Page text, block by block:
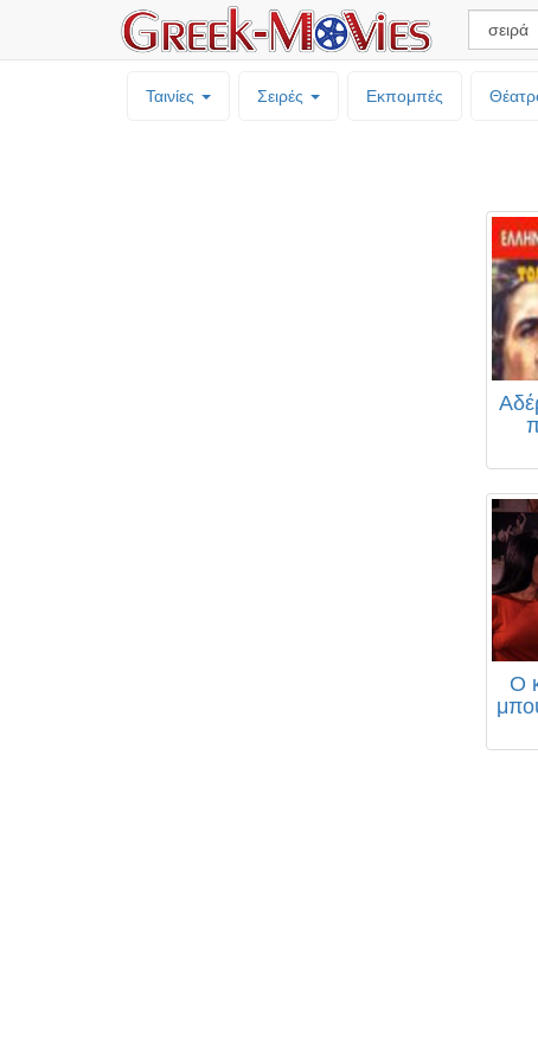
Ταινίες Σειρές Εκπομπές
Ο